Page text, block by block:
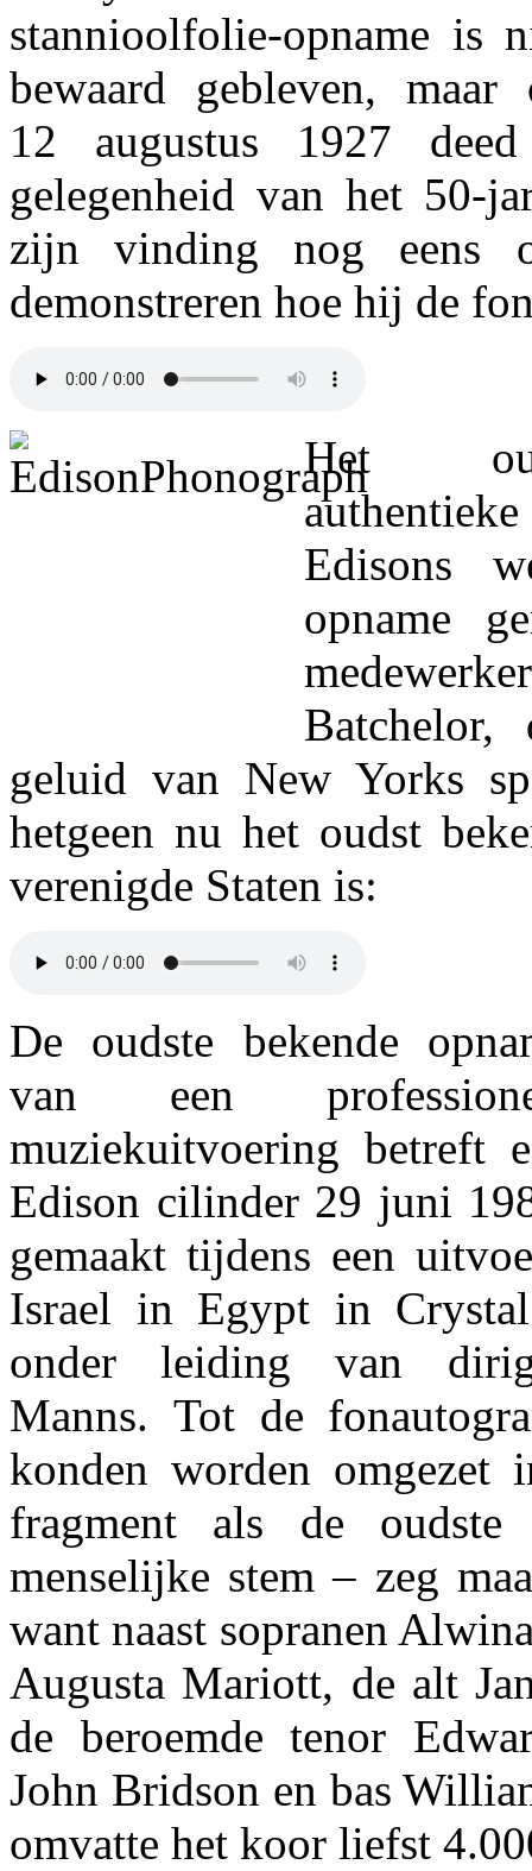
stannioolfolie-opname is
bewaard gebleven, maar
12 augustus 1927
gelegenheid van het 50-
zijn vinding nog eens
demonstreren hoe hij de
Het
Edisons
opname
geluid van New Yorks
hetgeen nu het oudst
verenigde Staten is:
De oudste bekende
van een
muziekuitvoering betreft
Edison cilinder 29 juni
gemaakt tijdens een
Israel in Egypt in
onder leiding van
Manns. Tot de
konden worden
fragment als de
menselijke stem – zeg
want naast sopranen
Augusta Mariott, de alt
de beroemde tenor
John Bridson en bas
omvatte het koor liefst